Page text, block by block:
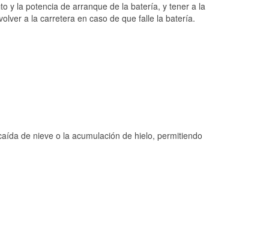
y la potencia de arranque de la batería, y tener a la
a la carretera en caso de que falle la batería.
de nieve o la acumulación de hielo, permitiendo